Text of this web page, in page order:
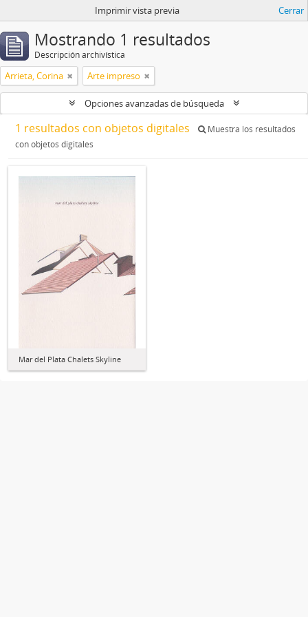
Imprimir vista previa Cerrar
Mostrando 1 resultados
Descripción archivística
Arrieta, Corina Arte impreso
Opciones avanzadas de búsqueda
1 resultados con objetos digitales
Muestra los resultados
con objetos digitales
Mar del Plata Chalets Skyline